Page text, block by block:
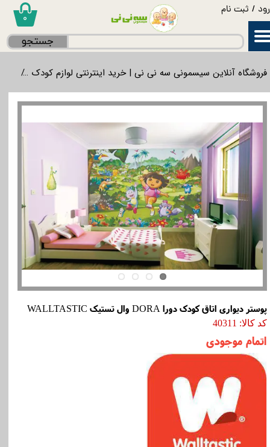
/ ثبت نام
حساب کاربری من
۰
جستجو
فروشگاه آنلاین سیسمونی سه نی نی | خرید اینترنتی لوازم کودک
پوستر دیواری اتاق کودک دورا DORA وال تستیک WALLTASTIC
کد کالا: 40311
اتمام موجودی